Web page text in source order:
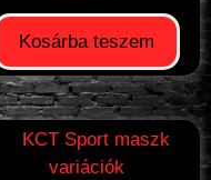
Kosárba teszem